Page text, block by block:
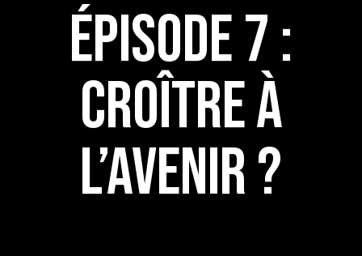
ÉPISODE 7 :
CROÎTRE À
L’AVENIR ?